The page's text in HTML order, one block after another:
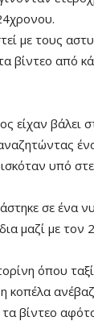
με τους
βίντεο από
είχαν βάλει
υπό
σε ένα
μαζί με
όπου
βίντεο